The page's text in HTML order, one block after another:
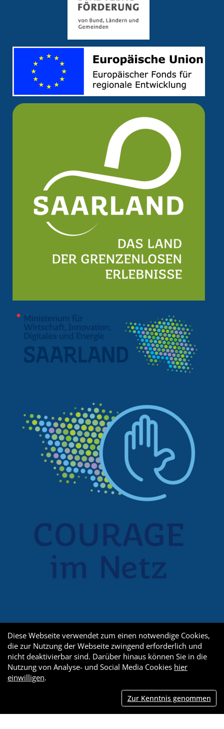
Diese Webseite verwendet zum einen notwendige Cookies,
die zur Nutzung der Webseite zwingend erforderlich und
nicht deaktivierbar sind. Darüber hinaus können Sie in die
Nutzung von Analyse- und Social Media Cookies hier
einwilligen.
Zur Kenntnis genommen